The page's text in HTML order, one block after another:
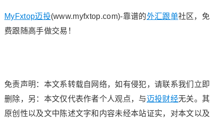
MyFxtop迈投(www.myfxtop.com)-靠谱的外汇跟单社区，免
费跟随高手做交易！
免责声明：本文系转载自网络，如有侵犯，请联系我们立即
删除，另：本文仅代表作者个人观点，与迈投财经无关。其
原创性以及文中陈述文字和内容未经本站证实，对本文以及